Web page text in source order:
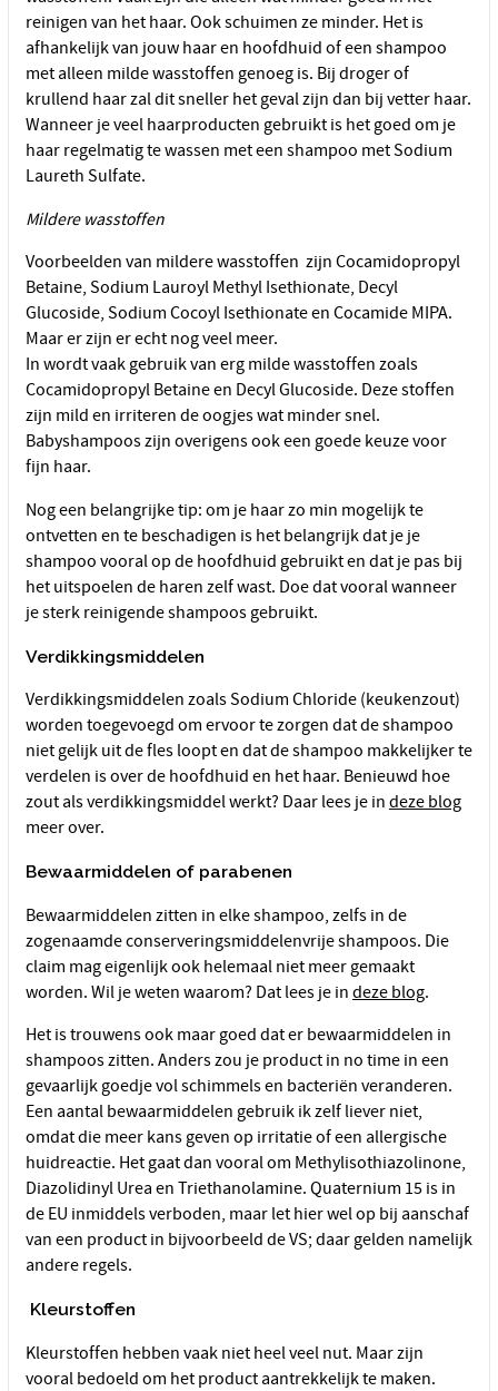
reinigen van het haar. Ook schuimen ze minder. Het is
afhankelijk van jouw haar en hoofdhuid of een shampoo
met alleen milde wasstoffen genoeg is. Bij droger of
krullend haar zal dit sneller het geval zijn dan bij vetter haar.
Wanneer je veel haarproducten gebruikt is het goed om je
haar regelmatig te wassen met een shampoo met Sodium
Laureth Sulfate.
Mildere wasstoffen
Voorbeelden van mildere wasstoffen zijn Cocamidopropyl
Betaine, Sodium Lauroyl Methyl Isethionate, Decyl
Glucoside, Sodium Cocoyl Isethionate en Cocamide MIPA.
Maar er zijn er echt nog veel meer.
In wordt vaak gebruik van erg milde wasstoffen zoals
Cocamidopropyl Betaine en Decyl Glucoside. Deze stoffen
zijn mild en irriteren de oogjes wat minder snel.
Babyshampoos zijn overigens ook een goede keuze voor
fijn haar.
Nog een belangrijke tip: om je haar zo min mogelijk te
ontvetten en te beschadigen is het belangrijk dat je je
shampoo vooral op de hoofdhuid gebruikt en dat je pas bij
het uitspoelen de haren zelf wast. Doe dat vooral wanneer
je sterk reinigende shampoos gebruikt.
Verdikkingsmiddelen
Verdikkingsmiddelen zoals Sodium Chloride (keukenzout)
worden toegevoegd om ervoor te zorgen dat de shampoo
niet gelijk uit de fles loopt en dat de shampoo makkelijker te
verdelen is over de hoofdhuid en het haar. Benieuwd hoe
zout als verdikkingsmiddel werkt? Daar lees je in deze blog
meer over.
Bewaarmiddelen of parabenen
Bewaarmiddelen zitten in elke shampoo, zelfs in de
zogenaamde conserveringsmiddelenvrije shampoos. Die
claim mag eigenlijk ook helemaal niet meer gemaakt
worden. Wil je weten waarom? Dat lees je in deze blog.
Het is trouwens ook maar goed dat er bewaarmiddelen in
shampoos zitten. Anders zou je product in no time in een
gevaarlijk goedje vol schimmels en bacteriën veranderen.
Een aantal bewaarmiddelen gebruik ik zelf liever niet,
omdat die meer kans geven op irritatie of een allergische
huidreactie. Het gaat dan vooral om Methylisothiazolinone,
Diazolidinyl Urea en Triethanolamine. Quaternium 15 is in
de EU inmiddels verboden, maar let hier wel op bij aanschaf
van een product in bijvoorbeeld de VS; daar gelden namelijk
andere regels.
Kleurstoffen
Kleurstoffen hebben vaak niet heel veel nut. Maar zijn
vooral bedoeld om het product aantrekkelijk te maken.